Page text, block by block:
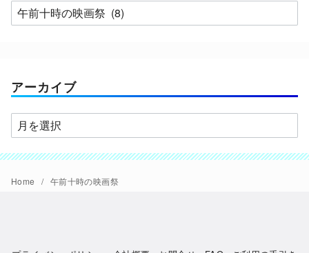
カ
テ
ー
アーカイブ
ア
ー
カ
イ
Home 午前十時の映画祭